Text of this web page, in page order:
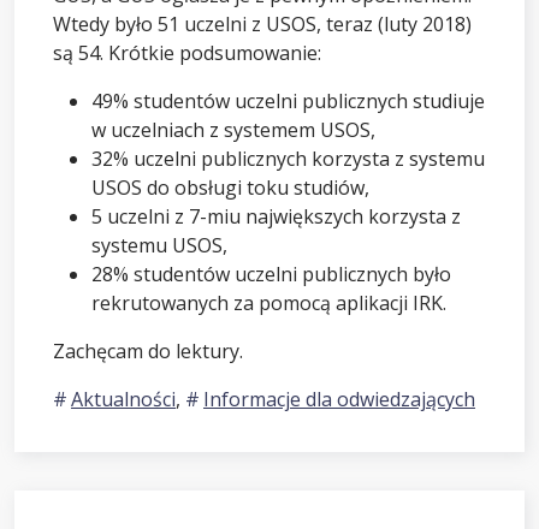
Wtedy było 51 uczelni z USOS, teraz (luty 2018)
są 54. Krótkie podsumowanie:
49% studentów uczelni publicznych studiuje
w uczelniach z systemem USOS,
32% uczelni publicznych korzysta z systemu
USOS do obsługi toku studiów,
5 uczelni z 7-miu największych korzysta z
systemu USOS,
28% studentów uczelni publicznych było
rekrutowanych za pomocą aplikacji IRK.
Zachęcam do lektury.
Aktualności, Informacje dla odwiedzających